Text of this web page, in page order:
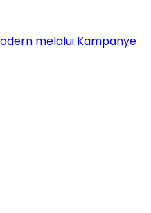
melalui Kampanye